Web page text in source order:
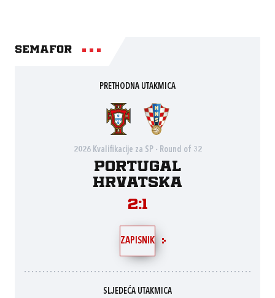
Semafor
PRETHODNA UTAKMICA
2026 Kvalifikacije za SP - Round of 32
Portugal
Hrvatska
2:1
ZAPISNIK
SLJEDEĆA UTAKMICA